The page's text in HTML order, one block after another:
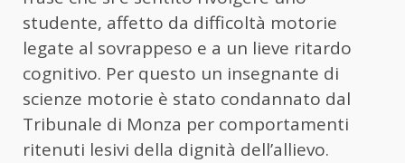
studente, affetto da difficoltà motorie
legate al sovrappeso e a un lieve ritardo
cognitivo. Per questo un insegnante di
scienze motorie è stato condannato dal
Tribunale di Monza per comportamenti
ritenuti lesivi della dignità dell’allievo.